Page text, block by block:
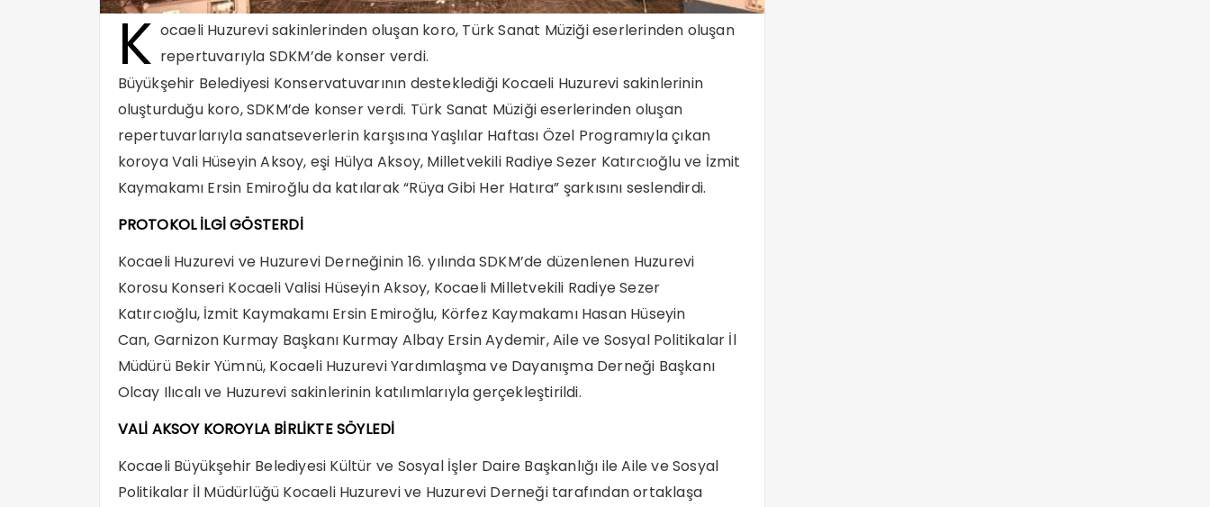
K ocaeli Huzurevi sakinlerinden oluşan koro, Türk Sanat Müziği eserlerinden oluşan
repertuvarıyla SDKM’de konser verdi.
Büyükşehir Belediyesi Konservatuvarının desteklediği Kocaeli Huzurevi sakinlerinin
oluşturduğu koro, SDKM’de konser verdi. Türk Sanat Müziği eserlerinden oluşan
repertuvarlarıyla sanatseverlerin karşısına Yaşlılar Haftası Özel Programıyla çıkan
koroya Vali Hüseyin Aksoy, eşi Hülya Aksoy, Milletvekili Radiye Sezer Katırcıoğlu ve İzmit
Kaymakamı Ersin Emiroğlu da katılarak “Rüya Gibi Her Hatıra” şarkısını seslendirdi.
PROTOKOL İLGİ GÖSTERDİ
Kocaeli Huzurevi ve Huzurevi Derneğinin 16. yılında SDKM’de düzenlenen Huzurevi
Korosu Konseri Kocaeli Valisi Hüseyin Aksoy, Kocaeli Milletvekili Radiye Sezer
Katırcıoğlu, İzmit Kaymakamı Ersin Emiroğlu, Körfez Kaymakamı Hasan Hüseyin
Can, Garnizon Kurmay Başkanı Kurmay Albay Ersin Aydemir, Aile ve Sosyal Politikalar İl
Müdürü Bekir Yümnü, Kocaeli Huzurevi Yardımlaşma ve Dayanışma Derneği Başkanı
Olcay Ilıcalı ve Huzurevi sakinlerinin katılımlarıyla gerçekleştirildi.
VALİ AKSOY KOROYLA BİRLİKTE SÖYLEDİ
Kocaeli Büyükşehir Belediyesi Kültür ve Sosyal İşler Daire Başkanlığı ile Aile ve Sosyal
Politikalar İl Müdürlüğü Kocaeli Huzurevi ve Huzurevi Derneği tarafından ortaklaşa